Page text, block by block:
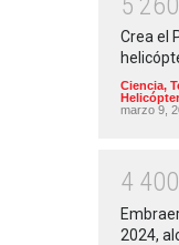
Crea el
Ciencia,
marzo 9,
4 400
2024,